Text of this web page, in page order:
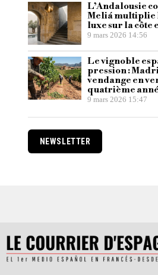
L’Andalousie
Meliá multiplie
luxe sur la côte
9 mars 2026 14:56
Le vignoble
pression :
vendange en
quatrième
9 mars 2026 15:47
NEWSLETTER